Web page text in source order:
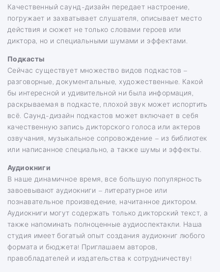
Качественный саунд-дизайн передает настроение,
погружает и захватывает слушателя, описывает место
действия и сюжет не только словами героев или
диктора, но и специальными шумами и эффектами.
Подкасты
Сейчас существует множество видов подкастов –
разговорные, документальные, художественные. Какой
бы интересной и удивительной ни была информация,
раскрываемая в подкасте, плохой звук может испортить
всё. Саунд-дизайн подкастов может включает в себя
качественную запись дикторского голоса или актеров
озвучания, музыкальное сопровождение – из библиотек
или написанное специально, а также шумы и эффекты.
Аудиокниги
В наше динамичное время, все большую популярность
завоевывают аудиокниги – литературное или
познавательное произведение, начитанное диктором.
Аудиокниги могут содержать только дикторский текст, а
также напоминать полноценные аудиоспектакли. Наша
студия имеет богатый опыт создания аудиокниг любого
формата и бюджета! Приглашаем авторов,
правобладателей и издательства к сотрудничеству!